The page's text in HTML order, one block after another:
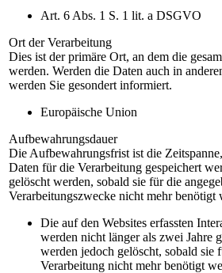
Art. 6 Abs. 1 S. 1 lit. a DSGVO
Ort der Verarbeitung
Dies ist der primäre Ort, an dem die
werden. Werden die Daten auch in
werden Sie gesondert informiert.
Europäische Union
Aufbewahrungsdauer
Die Aufbewahrungsfrist ist die
Daten für die Verarbeitung gespeichert
gelöscht werden, sobald sie für die
Verarbeitungszwecke nicht mehr benötigt
Die auf den Websites erfassten
werden nicht länger als zwei Jahre
werden jedoch gelöscht, sobald sie
Verarbeitung nicht mehr benötigt